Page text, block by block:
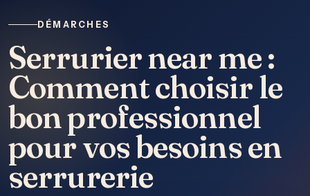
DÉMARCHES
Serrurier near me :
Comment choisir le
bon professionnel
pour vos besoins en
serrurerie